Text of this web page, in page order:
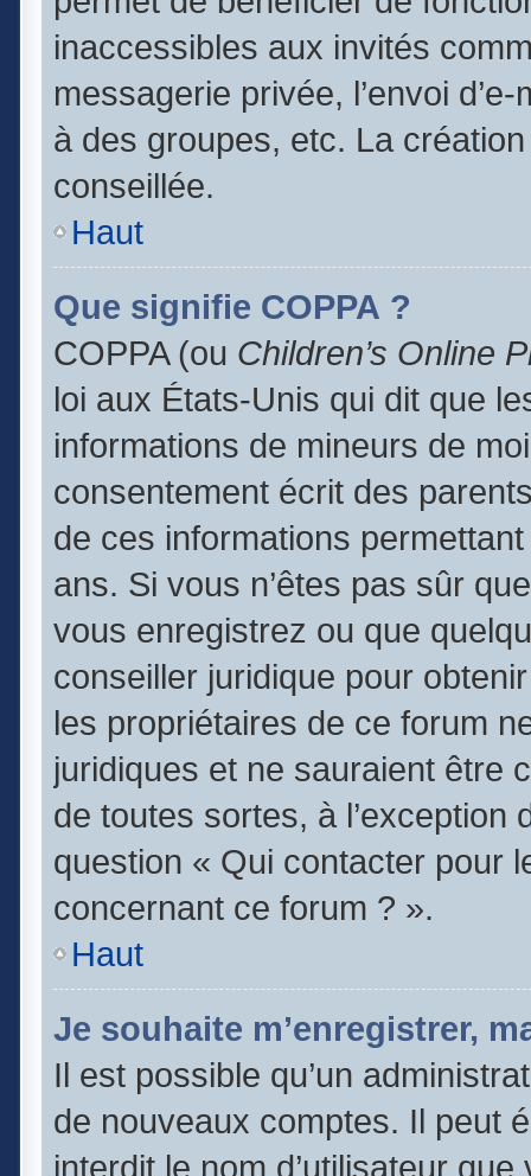
inaccessibles aux invités
messagerie privée, l’envoi
à des groupes, etc. La
conseillée.
Haut
Que signifie COPPA ?
COPPA (ou Children’s Online
loi aux États-Unis qui dit que
informations de mineurs de
consentement écrit des
de ces informations
ans. Si vous n’êtes pas sûr
vous enregistrez ou que
conseiller juridique pour
les propriétaires de ce forum
juridiques et ne sauraient être
de toutes sortes, à l’exception
question « Qui contacter pour
concernant ce forum ? ».
Haut
Je souhaite m’enregistrer,
Il est possible qu’un
de nouveaux comptes. Il peut
interdit le nom d’utilisateur